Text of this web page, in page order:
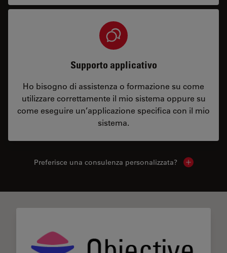
Supporto applicativo
Ho bisogno di assistenza o formazione su come
utilizzare correttamente il mio sistema oppure su
come eseguire un’applicazione specifica con il mio
sistema.
Preferisce una consulenza personalizzata? Show local